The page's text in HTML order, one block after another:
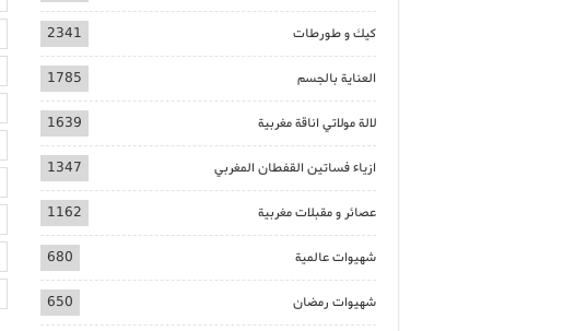
كيك و طورطات 2341
العناية بالجسم 1785
لالة مولاتي اناقة مغربية 1639
ازياء فساتين القفطان المغربي 1347
عصائر و مقبلات مغربية 1162
شهيوات عالمية 680
شهيوات رمضان 650